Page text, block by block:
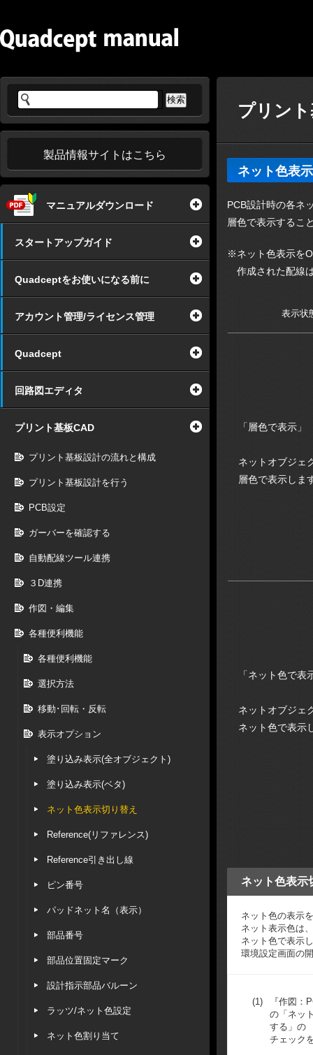
製品情報サイトはこちら
マニュアルダウンロード
スタートアップガイド
Quadceptをお使いになる前に
アカウント管理/ライセンス管理
Quadcept
回路図エディタ
プリント基板CAD
プリント基板設計の流れと構成
プリント基板設計を行う
PCB設定
ガーバーを確認する
自動配線ツール連携
３D連携
作図・編集
各種便利機能
各種便利機能
選択方法
移動･回転・反転
表示オプション
塗り込み表示(全オブジェクト)
塗り込み表示(ベタ)
ネット色表示切り替え
Reference(リファレンス)
Reference引き出し線
ピン番号
パッドネット名（表示）
部品番号
部品位置固定マーク
設計指示部品バルーン
ラッツ/ネット色設定
ネット色割り当て
プリン
ネット色表
PCB設計時の各ネ
層色で表示するこ
※ネット色表示を
作成された配線
表示状
「層色で表示」
ネットオブジェ
層色で表示しま
「ネット色で表
ネットオブジェ
ネット色で表示
ネット色表示
ネット色の表示
ネット表示色は
ネット色で表示
環境設定画面の
(1)
『作図：
の「ネッ
する」の
チェック